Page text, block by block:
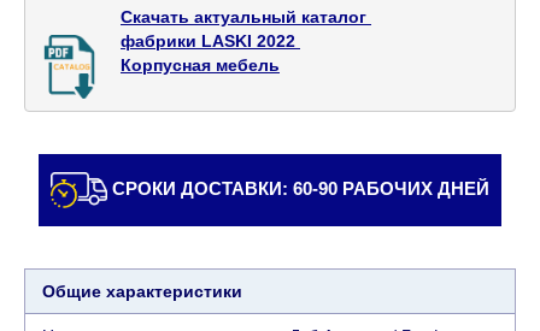
населенные пункты, которые находятся далеко
от центра страны, такие как: все, что дальше от
Кармиэля на севере, все, что дальше от Беэр-
Шевы на юге и в Иерусалиме, будет взимать
Доставка в Эйлат будет оговариваться
индивидуально, предварительно уточняя с
товара требуется кран (маноф), клиент обязан
найти, заказать и оплатить услуги крана
Скачать актуальный каталог
фабрики LASKI 2022
Корпусная мебель
СРОКИ ДОСТАВКИ: 60-90 РАБОЧИХ ДНЕЙ
Общие характеристики